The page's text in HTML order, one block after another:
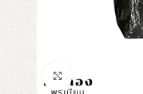
Click to enlarge